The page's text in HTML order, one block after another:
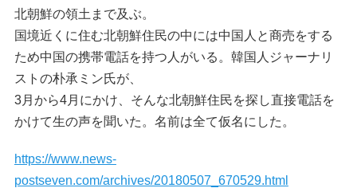
北朝鮮の領土まで及ぶ。
国境近くに住む北朝鮮住民の中には中国人と商売をする
ため中国の携帯電話を持つ人がいる。韓国人ジャーナリ
ストの朴承ミン氏が、
3月から4月にかけ、そんな北朝鮮住民を探し直接電話を
かけて生の声を聞いた。名前は全て仮名にした。
https://www.news-
postseven.com/archives/20180507_670529.html